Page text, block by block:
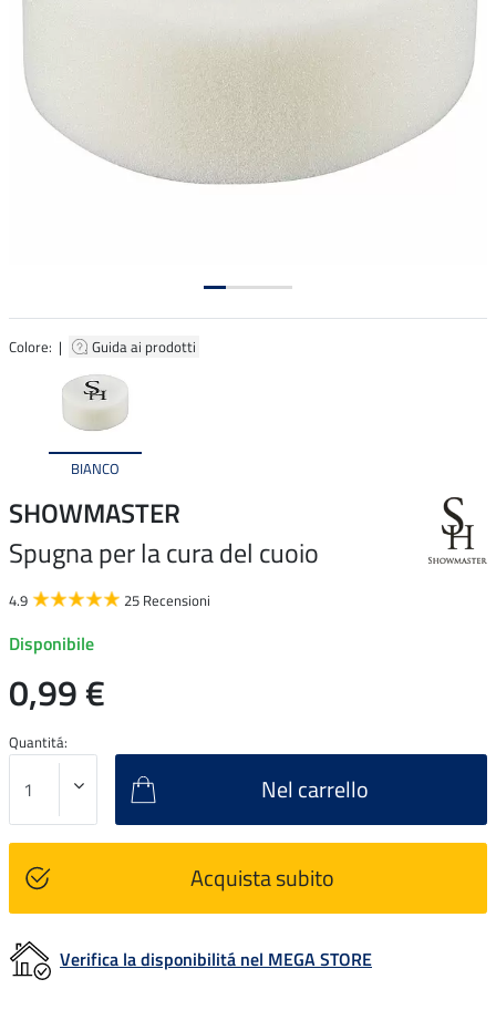
Colore: | Guida ai prodotti
BIANCO
SHOWMASTER
Spugna per la cura del cuoio
4.9 25 Recensioni
Disponibile
0,99 €
Quantitá:
Nel carrello
Acquista subito
Verifica la disponibilitá nel MEGA STORE